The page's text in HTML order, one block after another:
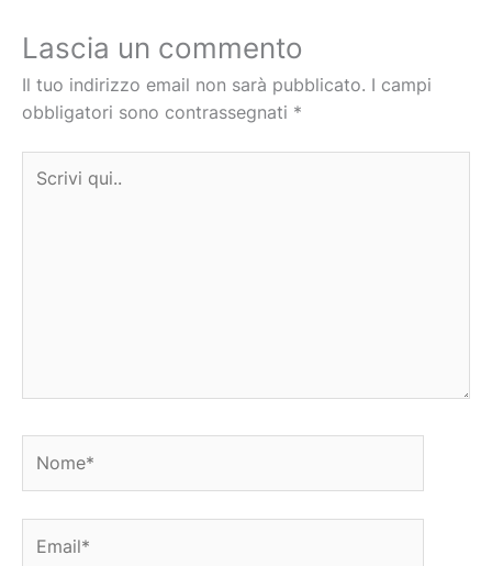
Lascia un commento
Il tuo indirizzo email non sarà pubblicato. I campi
obbligatori sono contrassegnati *
qui..